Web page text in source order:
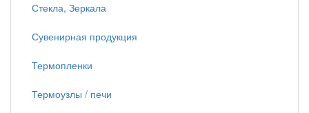
Стекла, Зеркала
Сувенирная продукция
Термопленки
Термоузлы / печи